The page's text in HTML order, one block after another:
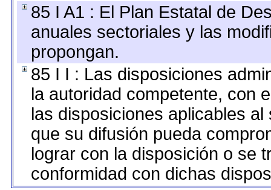
85 I A1 : El Plan Estatal de
anuales sectoriales y las
propongan.
85 I I : Las disposiciones
la autoridad competente, con
las disposiciones aplicables
que su difusión pueda
lograr con la disposición o se
conformidad con dichas